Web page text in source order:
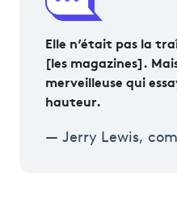
Elle n’était pas la
[les magazines].
merveilleuse qui
hauteur.
Jerry Lewis,